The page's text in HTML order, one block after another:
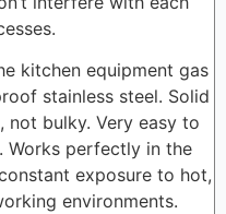
kitchen equipment gas
stainless steel. Solid
not bulky. Very easy to
Works perfectly in the
exposure to hot,
environments.